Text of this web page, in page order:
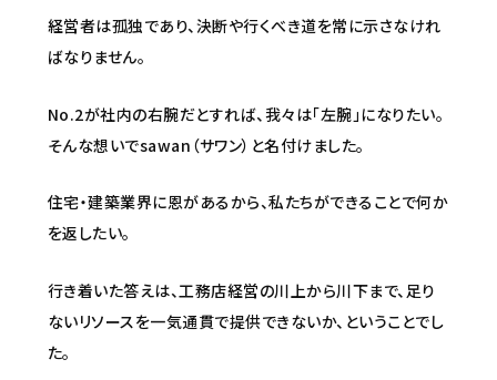
経営者は孤独であり、決断や行くべき道を常に示さなけれ
ばなりません。
No.2が社内の右腕だとすれば、我々は「左腕」になりたい。
そんな想いでsawan（サワン）と名付けました。
住宅・建築業界に恩があるから、私たちができることで何か
を返したい。
行き着いた答えは、工務店経営の川上から川下まで、足り
ないリソースを一気通貫で提供できないか、ということでし
た。